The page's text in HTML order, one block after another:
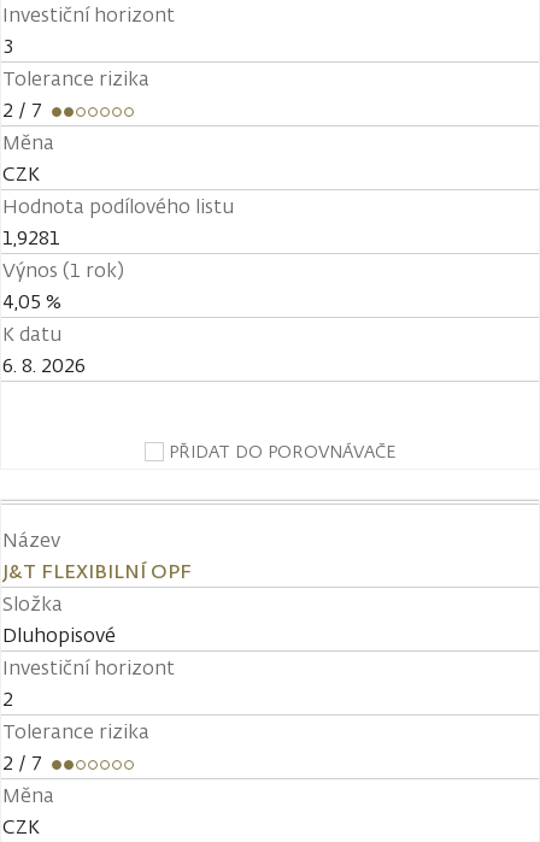
Investiční horizont
3
Tolerance rizika
2 / 7
Měna
CZK
Hodnota podílového listu
1,9281
Výnos (1 rok)
4,05 %
K datu
6. 8. 2026
PŘIDAT DO POROVNÁVAČE
Název
J&T FLEXIBILNÍ OPF
Složka
Dluhopisové
Investiční horizont
2
Tolerance rizika
2 / 7
Měna
CZK